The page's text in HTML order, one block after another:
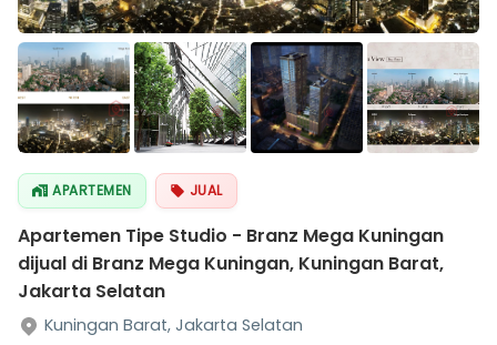
APARTEMEN JUAL
Apartemen Tipe Studio - Branz Mega Kuningan
dijual di Branz Mega Kuningan, Kuningan Barat,
Jakarta Selatan
Kuningan Barat, Jakarta Selatan